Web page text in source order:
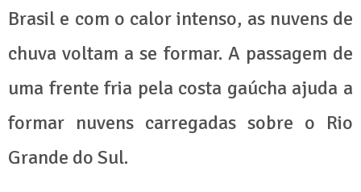
Brasil e com o calor intenso, as nuvens de
chuva voltam a se formar. A passagem de
uma frente fria pela costa gaúcha ajuda a
formar nuvens carregadas sobre o Rio
Grande do Sul.